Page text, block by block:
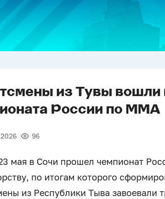
из Тувы вошли
России по ММА
96
мая в Сочи прошел чемпионат
по итогам которого
из Республики Тыва завоевали